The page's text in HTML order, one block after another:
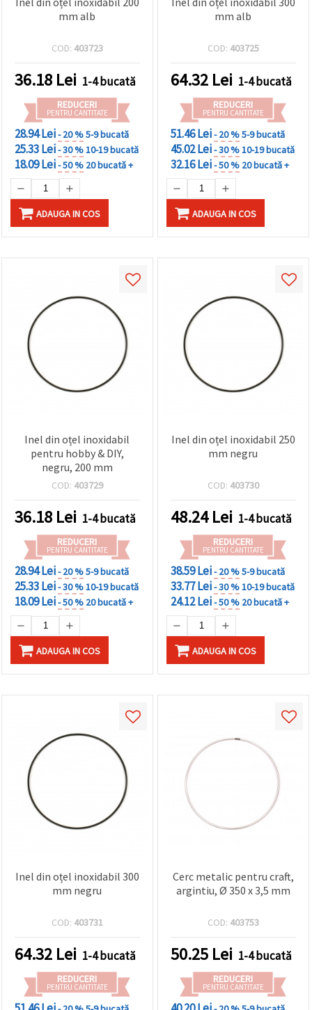
mm alb
COD: 403723
36.18 Lei 1-4 bucată
REDUCERI
PENTRU CANTITATE
28.94 Lei- 20 %5-9 bucată
25.33 Lei- 30 %10-19 bucată
18.09 Lei- 50 % 20 bucată +
ADAUGA IN COS
mm alb
COD: 403725
64.32 Lei 1-4 bucată
REDUCERI
PENTRU CANTITATE
51.46 Lei- 20 %5-9 bucată
45.02 Lei- 30 %10-19 bucată
32.16 Lei- 50 % 20 bucată +
ADAUGA IN COS
Inel din oțel inoxidabil
pentru hobby & DIY,
negru, 200 mm
COD: 403729
36.18 Lei 1-4 bucată
REDUCERI
PENTRU CANTITATE
28.94 Lei- 20 %5-9 bucată
25.33 Lei- 30 %10-19 bucată
18.09 Lei- 50 % 20 bucată +
ADAUGA IN COS
Inel din oțel inoxidabil 250
mm negru
COD: 403730
48.24Lei 1-4 bucată
REDUCERI
PENTRU CANTITATE
38.59 Lei- 20 %5-9 bucată
33.77 Lei- 30 %10-19 bucată
24.12 Lei- 50 % 20 bucată +
ADAUGA IN COS
Inel din oțel inoxidabil 300
mm negru
COD: 403731
64.32 Lei 1-4 bucată
REDUCERI
PENTRU CANTITATE
Cerc metalic pentru craft,
argintiu, Ø 350 x 3,5 mm
COD: 403753
50.25 Lei 1-4 bucată
REDUCERI
PENTRU CANTITATE